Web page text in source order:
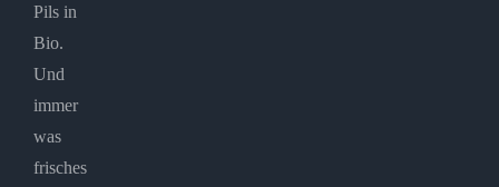
Pils in
Bio.
Und
immer
was
frisches